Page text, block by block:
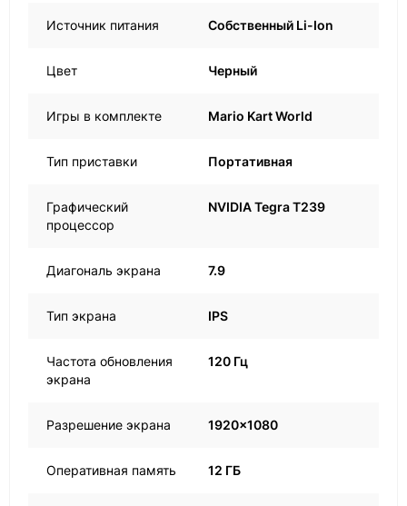
Источник питания Собственный Li-Ion
Цвет Черный
Игры в комплекте Mario Kart World
Тип приставки Портативная
Графический
процессор
NVIDIA Tegra T239
Диагональ экрана 7.9
Тип экрана IPS
Частота обновления
экрана
120 Гц
Разрешение экрана 1920x1080
Оперативная память 12 ГБ